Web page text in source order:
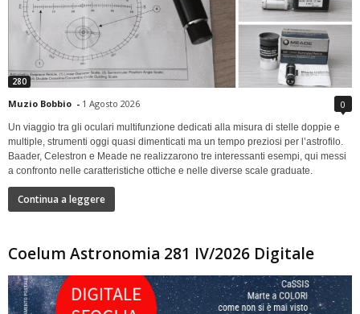
280
Muzio Bobbio - 1 Agosto 2026 0
Un viaggio tra gli oculari multifunzione dedicati alla misura di stelle doppie e
multiple, strumenti oggi quasi dimenticati ma un tempo preziosi per l’astrofilo.
Baader, Celestron e Meade ne realizzarono tre interessanti esempi, qui messi
a confronto nelle caratteristiche ottiche e nelle diverse scale graduate.
Continua a leggere
Coelum Astronomia 281 IV/2026 Digitale